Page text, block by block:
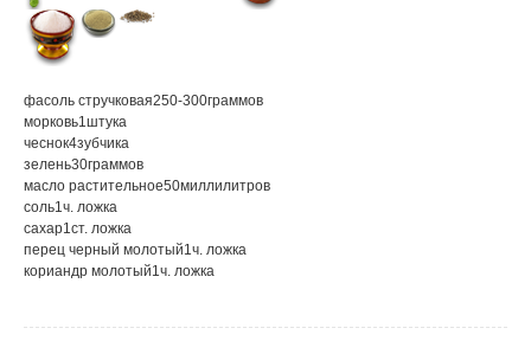
фасоль стручковая250-300граммов
морковь1штука
чеснок4зубчика
зелень30граммов
масло растительное50миллилитров
соль1ч. ложка
сахар1ст. ложка
перец черный молотый1ч. ложка
кориандр молотый1ч. ложка